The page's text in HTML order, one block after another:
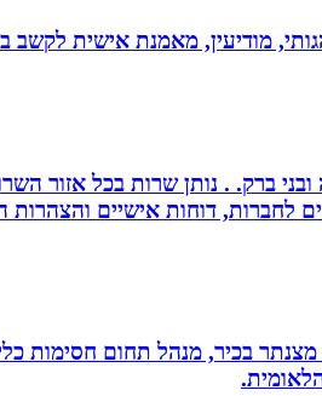
מודיעין, מאמנת אישית
ובני ברק. . נותן שרות בכל אזור
לחברות, דוחות אישיים